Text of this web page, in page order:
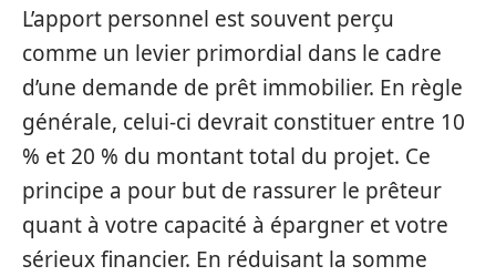
L’apport personnel est souvent perçu
comme un levier primordial dans le cadre
d’une demande de prêt immobilier. En règle
générale, celui-ci devrait constituer entre 10
% et 20 % du montant total du projet. Ce
principe a pour but de rassurer le prêteur
quant à votre capacité à épargner et votre
sérieux financier. En réduisant la somme